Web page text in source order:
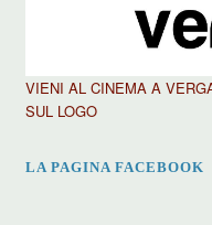
VIENI AL CINEMA A
SUL LOGO
LA PAGINA FACEBOOK